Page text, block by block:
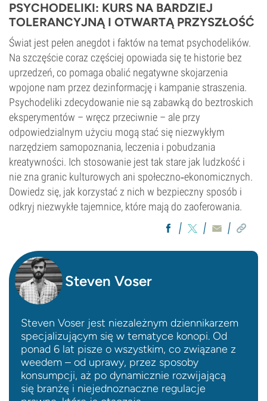
PSYCHODELIKI: KURS NA BARDZIEJ
TOLERANCYJNĄ I OTWARTĄ PRZYSZŁOŚĆ
Świat jest pełen anegdot i faktów na temat psychodelików.
Na szczęście coraz częściej opowiada się te historie bez
uprzedzeń, co pomaga obalić negatywne skojarzenia
wpojone nam przez dezinformację i kampanie straszenia.
Psychodeliki zdecydowanie nie są zabawką do beztroskich
eksperymentów – wręcz przeciwnie – ale przy
odpowiedzialnym użyciu mogą stać się niezwykłym
narzędziem samopoznania, leczenia i pobudzania
kreatywności. Ich stosowanie jest tak stare jak ludzkość i
nie zna granic kulturowych ani społeczno‑ekonomicznych.
Dowiedz się, jak korzystać z nich w bezpieczny sposób i
odkryj niezwykłe tajemnice, które mają do zaoferowania.
Steven Voser
Steven Voser jest niezależnym dziennikarzem
specjalizującym się w tematyce konopi. Od
ponad 6 lat pisze o wszystkim, co związane z
weedem – od uprawy, przez sposoby
konsumpcji, aż po dynamicznie rozwijającą
się branżę i niejednoznaczne regulacje